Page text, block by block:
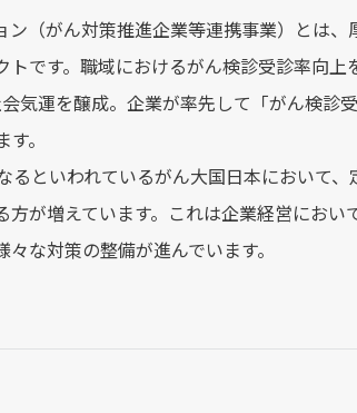
ン（がん対策推進企業等連携事業）とは
トです。職域におけるがん検診受診率向
気運を醸成。企業が率先して「がん検診
。
るといわれているがん大国日本において
方が増えています。これは企業経営におい
な対策の整備が進んでいます。